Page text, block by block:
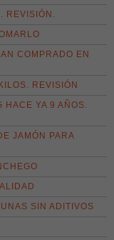
REVISIÓN.
COMPRADO EN
REVISIÓN
HACE YA 9 AÑOS.
JAMÓN PARA
SIN ADITIVOS